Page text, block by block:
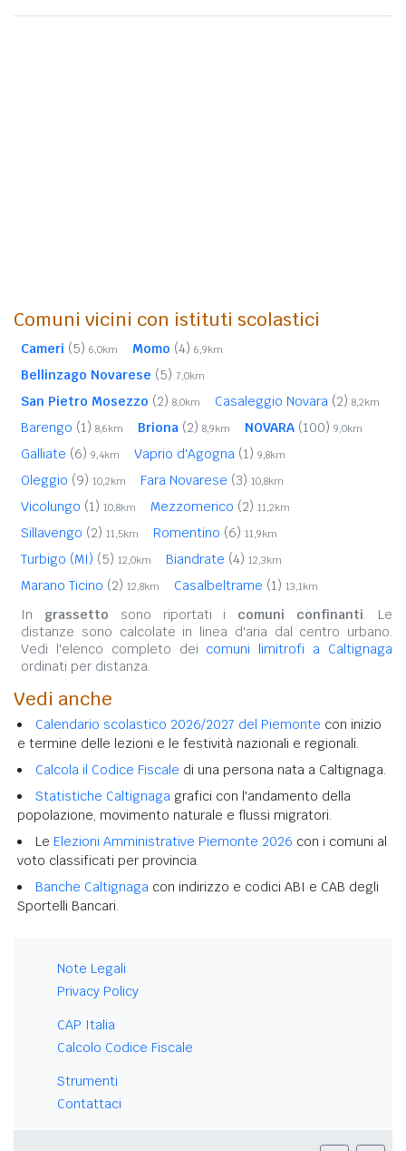
Comuni vicini con istituti scolastici
Cameri (5) 6,0km Momo (4) 6,9km
Bellinzago Novarese (5) 7,0km
San Pietro Mosezzo (2) 8,0km Casaleggio Novara (2) 8,2km
Barengo (1) 8,6km Briona (2) 8,9km NOVARA (100) 9,0km
Galliate (6) 9,4km Vaprio d'Agogna (1) 9,8km
Oleggio (9) 10,2km Fara Novarese (3) 10,8km
Vicolungo (1) 10,8km Mezzomerico (2) 11,2km
Sillavengo (2) 11,5km Romentino (6) 11,9km
Turbigo (MI) (5) 12,0km Biandrate (4) 12,3km
Marano Ticino (2) 12,8km Casalbeltrame (1) 13,1km
In grassetto sono riportati i comuni confinanti. Le
distanze sono calcolate in linea d'aria dal centro urbano.
Vedi l'elenco completo dei comuni limitrofi a Caltignaga
ordinati per distanza.
Vedi anche
Calendario scolastico 2026/2027 del Piemonte con inizio
e termine delle lezioni e le festività nazionali e regionali.
Calcola il Codice Fiscale di una persona nata a Caltignaga.
Statistiche Caltignaga grafici con l'andamento della
popolazione, movimento naturale e flussi migratori.
Le Elezioni Amministrative Piemonte 2026 con i comuni al
voto classificati per provincia.
Banche Caltignaga con indirizzo e codici ABI e CAB degli
Sportelli Bancari.
Note Legali
Privacy Policy
CAP Italia
Calcolo Codice Fiscale
Strumenti
Contattaci